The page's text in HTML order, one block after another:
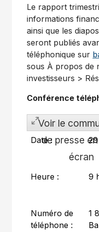
Le rapport
informations
ainsi que les
seront publiés
téléphonique sur
sous À propos de
investisseurs >
Conférence
Voir le
de presse
écran
Date :
Heure : 9
Numéro de
téléphone :
1